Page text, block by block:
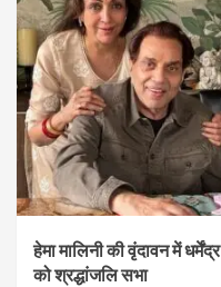
हेमा मालिनी की वृंदावन में धर्मेंद्र
को श्रद्धांजलि सभा